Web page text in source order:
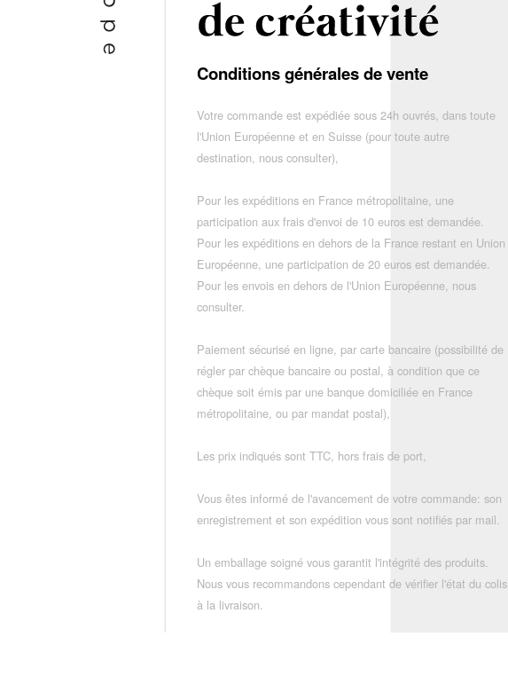
Conditions générales de vente
Votre commande est expédiée sous 24h ouvrés, dans toute
l'Union Européenne et en Suisse (pour toute autre
destination, nous consulter),
Pour les expéditions en France métropolitaine, une
participation aux frais d'envoi de 10 euros est demandée.
Pour les expéditions en dehors de la France restant en Union
Européenne, une participation de 20 euros est demandée.
Pour les envois en dehors de l'Union Européenne, nous
consulter.
Paiement sécurisé en ligne, par carte bancaire (possibilité de
régler par chèque bancaire ou postal, à condition que ce
chèque soit émis par une banque domiciliée en France
métropolitaine, ou par mandat postal),
Les prix indiqués sont TTC, hors frais de port,
Vous êtes informé de l'avancement de votre commande: son
enregistrement et son expédition vous sont notifiés par mail.
Un emballage soigné vous garantit l'intégrité des produits.
Nous vous recommandons cependant de vérifier l'état du colis
à la livraison.